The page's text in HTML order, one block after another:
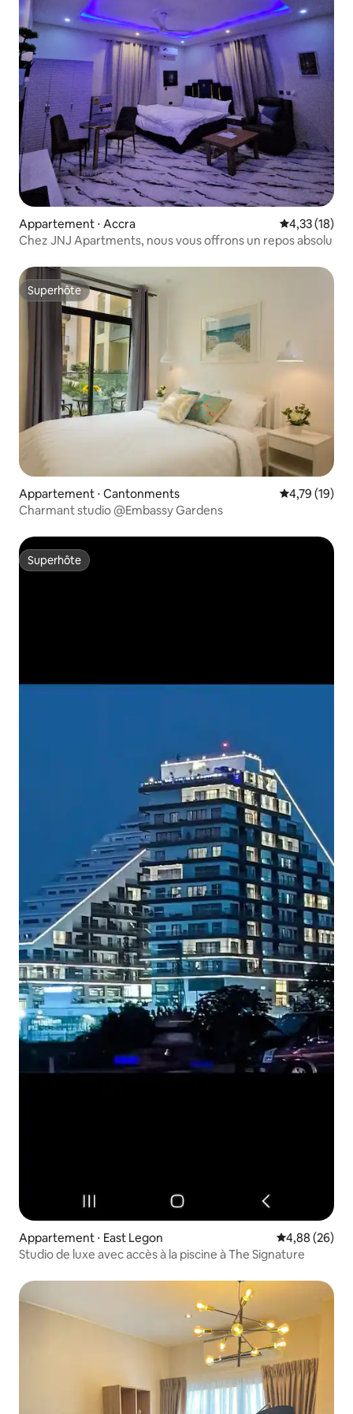
Appartement ⋅ Accra Évaluation
4,33 (18)
Chez JNJ Apartments, nous vous offrons un repos absolu
Superhôte
Superhôte
Appartement ⋅ Cantonments Évaluation
4,79 (19)
Charmant studio @Embassy Gardens
Superhôte
Superhôte
Appartement ⋅ East Legon Évaluation
4,88 (26)
Studio de luxe avec accès à la piscine à The Signature